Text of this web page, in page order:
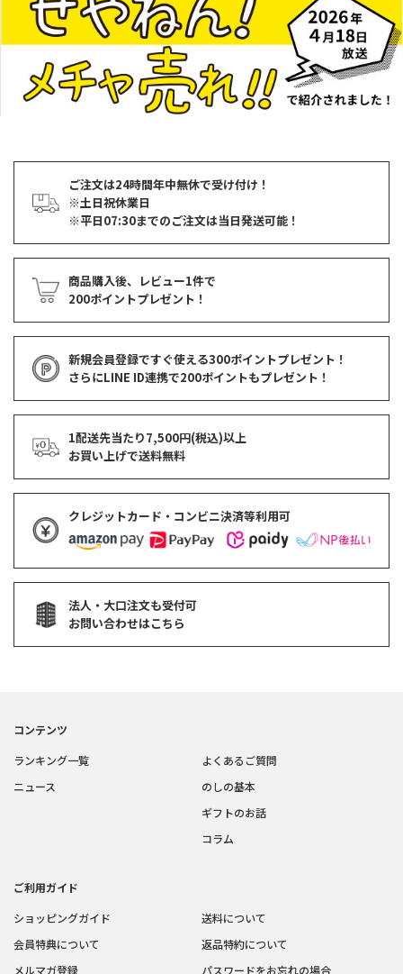
ご注文は24時間年中無休で受け付け！
※土日祝休業日
※平日07:30までのご注文は当日発送可能！
商品購入後、レビュー1件で
200ポイントプレゼント！
新規会員登録ですぐ使える300ポイントプレゼント！
さらにLINE ID連携で200ポイントもプレゼント！
1配送先当たり7,500円(税込)以上
お買い上げで送料無料
クレジットカード・コンビニ決済等利用可
法人・大口注文も受付可
お問い合わせはこちら
コンテンツ
ランキング一覧
ニュース
よくあるご質問
のしの基本
ギフトのお話
コラム
ご利用ガイド
ショッピングガイド
会員特典について
メルマガ登録
送料について
返品特約について
パスワードをお忘れの場合